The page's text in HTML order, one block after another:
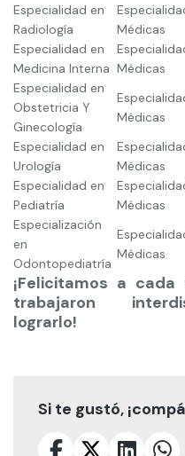
Especialidad en
Radiología
Médicas
Especialidad en
Medicina Interna Médicas
Especialidad en
Obstetricia Y
Ginecología
Médicas
Especialidad en
Urología
Médicas
Especialidad en
Pediatría
Médicas
Especialización
en
Odontopediatría
Médicas
¡Felicitamos a cada
trabajaron
lograrlo!
Si te gustó,